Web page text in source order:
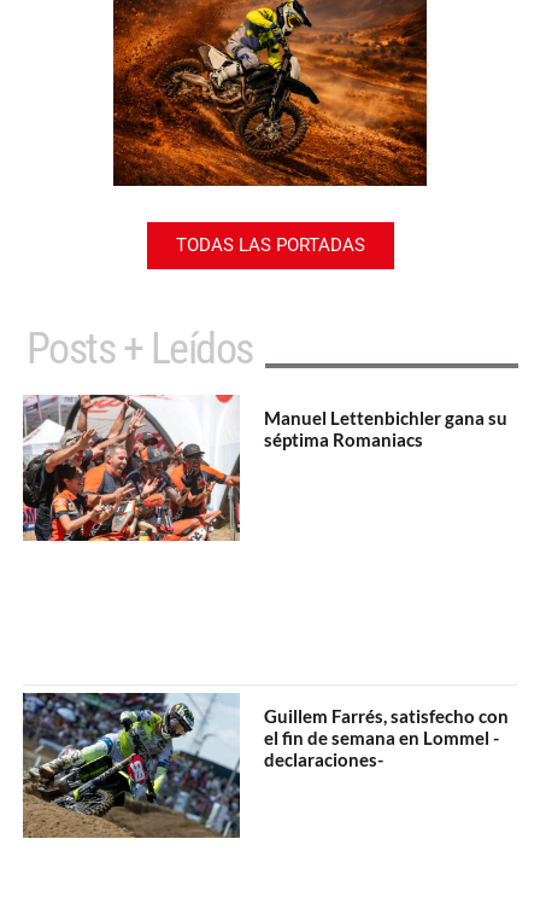
TODAS LAS PORTADAS
Posts + Leídos
Manuel Lettenbichler gana su
séptima Romaniacs
Guillem Farrés, satisfecho con
el fin de semana en Lommel -
declaraciones-